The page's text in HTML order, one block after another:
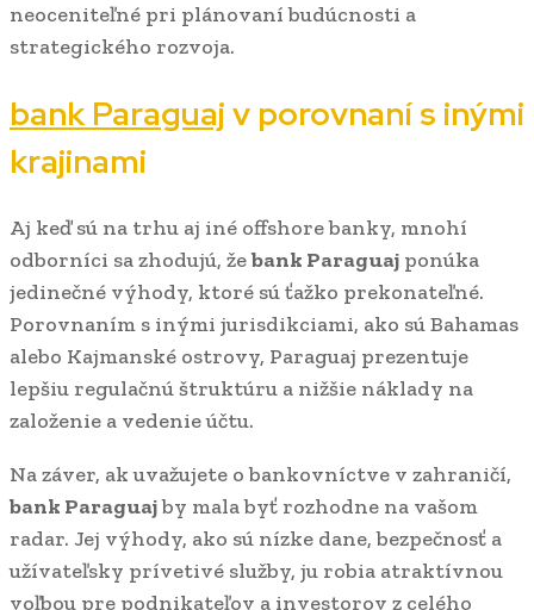
neoceniteľné pri plánovaní budúcnosti a
strategického rozvoja.
bank Paraguaj v porovnaní s inými
krajinami
Aj keď sú na trhu aj iné offshore banky, mnohí
odborníci sa zhodujú, žebank Paraguaj ponúka
jedinečné výhody, ktoré sú ťažko prekonateľné.
Porovnaním s inými jurisdikciami, ako sú Bahamas
alebo Kajmanské ostrovy, Paraguaj prezentuje
lepšiu regulačnú štruktúru a nižšie náklady na
založenie a vedenie účtu.
Na záver, ak uvažujete o bankovníctve v zahraničí,
bank Paraguajby mala byť rozhodne na vašom
radar. Jej výhody, ako sú nízke dane, bezpečnosť a
užívateľsky prívetivé služby, ju robia atraktívnou
voľbou pre podnikateľov a investorov z celého